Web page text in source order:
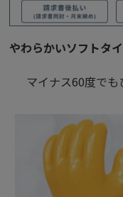
やわらかいソフトタ
マイナス60度で